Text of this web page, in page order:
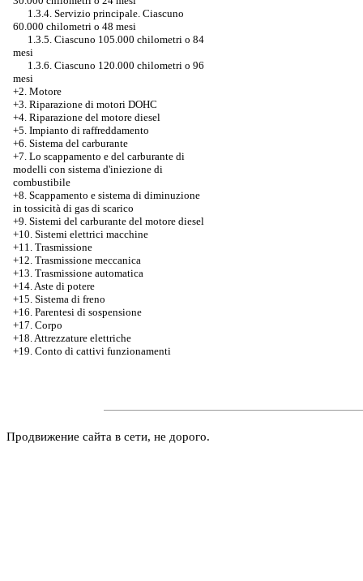
1.3.4. Servizio principale. Ciascuno
60.000 chilometri o 48 mesi
1.3.5. Ciascuno 105.000 chilometri o 84
mesi
1.3.6. Ciascuno 120.000 chilometri o 96
mesi
+2. Motore
+3. Riparazione di motori DOHC
+4. Riparazione del motore diesel
+5. Impianto di raffreddamento
+6. Sistema del carburante
+7. Lo scappamento e del carburante di
modelli con sistema d'iniezione di
combustibile
+8. Scappamento e sistema di diminuzione
in tossicità di gas di scarico
+9. Sistemi del carburante del motore diesel
+10. Sistemi elettrici macchine
+11. Trasmissione
+12. Trasmissione meccanica
+13. Trasmissione automatica
+14. Aste di potere
+15. Sistema di freno
+16. Parentesi di sospensione
+17. Corpo
+18. Attrezzature elettriche
+19. Conto di cattivi funzionamenti
Продвижение сайта в сети, не дорого.